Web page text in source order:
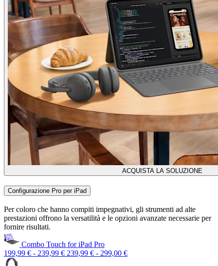
ACQUISTA LA SOLUZIONE
Configurazione Pro per iPad
Per coloro che hanno compiti impegnativi, gli strumenti ad alte
prestazioni offrono la versatilità e le opzioni avanzate necessarie per
fornire risultati.
Combo Touch for iPad Pro
199,99 € - 239,99 € 239,99 € - 299,00 €